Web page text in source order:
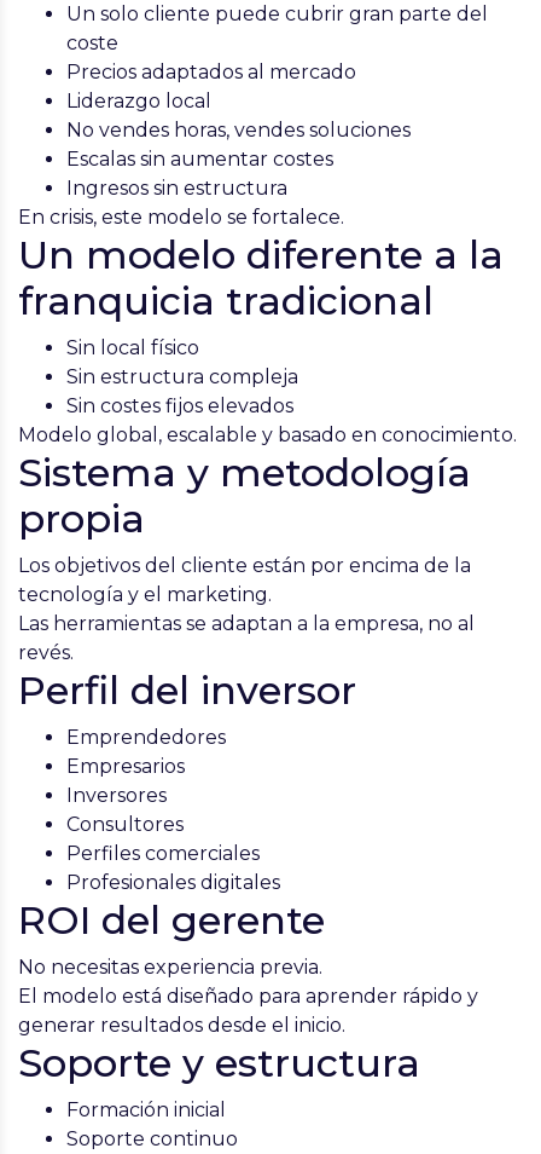
Un solo cliente puede cubrir gran parte del
coste
Precios adaptados al mercado
Liderazgo local
No vendes horas, vendes soluciones
Escalas sin aumentar costes
Ingresos sin estructura
En crisis, este modelo se fortalece.
Un modelo diferente a la
franquicia tradicional
Sin local físico
Sin estructura compleja
Sin costes fijos elevados
Modelo global, escalable y basado en conocimiento.
Sistema y metodología
propia
Los objetivos del cliente están por encima de la
tecnología y el marketing.
Las herramientas se adaptan a la empresa, no al
revés.
Perfil del inversor
Emprendedores
Empresarios
Inversores
Consultores
Perfiles comerciales
Profesionales digitales
ROI del gerente
No necesitas experiencia previa.
El modelo está diseñado para aprender rápido y
generar resultados desde el inicio.
Soporte y estructura
Formación inicial
Soporte continuo